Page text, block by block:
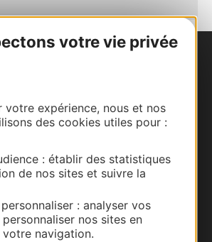
votre vie privée
votre expérience, nous et nos
des cookies utiles pour :
: établir des statistiques
de nos sites et suivre la
: analyser vos
nos sites en
navigation.